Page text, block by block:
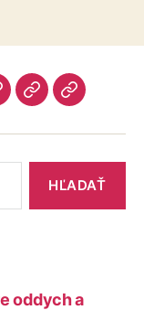
OtázkyKontakt
oddych a